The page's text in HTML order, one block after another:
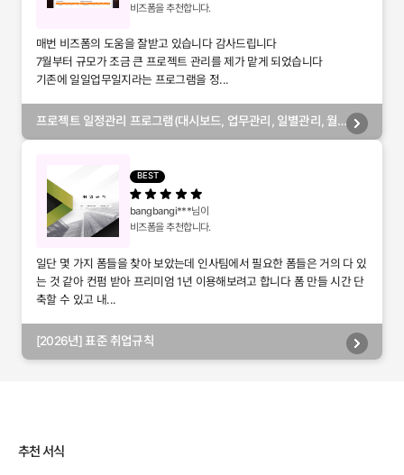
비즈폼을 추천합니다.
매번 비즈폼의 도움을 잘받고 있습니다 감사드립니다
7월부터 규모가 조금 큰 프로젝트 관리를 제가 맡게 되었습니다
기존에 일일업무일지라는 프로그램을 정...
프로젝트 일정관리 프로그램(대시보드, 업무관리, 일별관리, 월
BEST
bangbangi***님이
비즈폼을 추천합니다.
일단 몇 가지 폼들을 찾아 보았는데 인사팀에서 필요한 폼들은 거의 다 있
는 것 같아 컨펌 받아 프리미엄 1년 이용해보려고 합니다 폼 만들 시간 단
축할 수 있고 내...
[2026년] 표준 취업규칙
추천 서식